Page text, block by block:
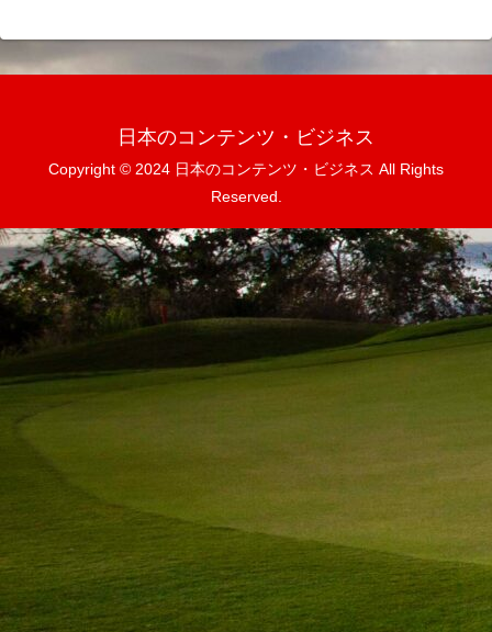
日本のコンテンツ・ビジネス
Copyright © 2024 日本のコンテンツ・ビジネス All Rights
Reserved.